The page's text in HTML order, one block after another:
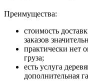
Преимущества:
стоимость
заказов
практически нет
груза;
есть услуга
дополнительная